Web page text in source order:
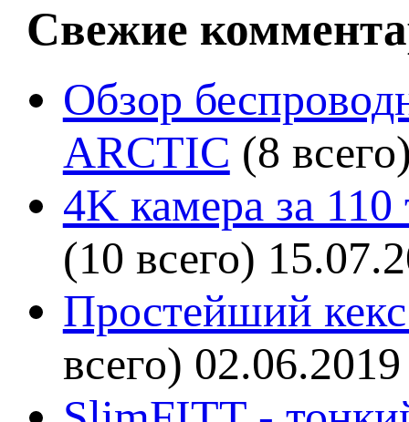
Свежие
Обзор
ARCTIC (8
4K камера за
(10 всего)
Простейший кекс
всего) 02.06.2019